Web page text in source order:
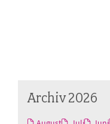
Archiv 2026